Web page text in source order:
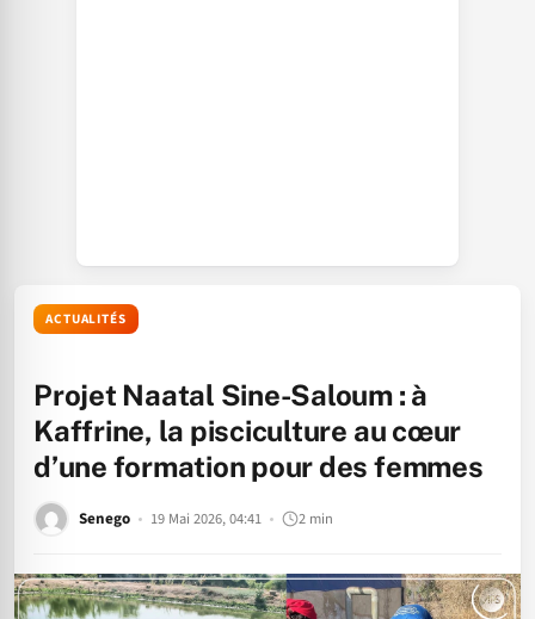
ACTUALITÉS
Projet Naatal Sine-Saloum : à
Kaffrine, la pisciculture au cœur
d’une formation pour des femmes
Senego 19 Mai 2026, 04:41 2 min